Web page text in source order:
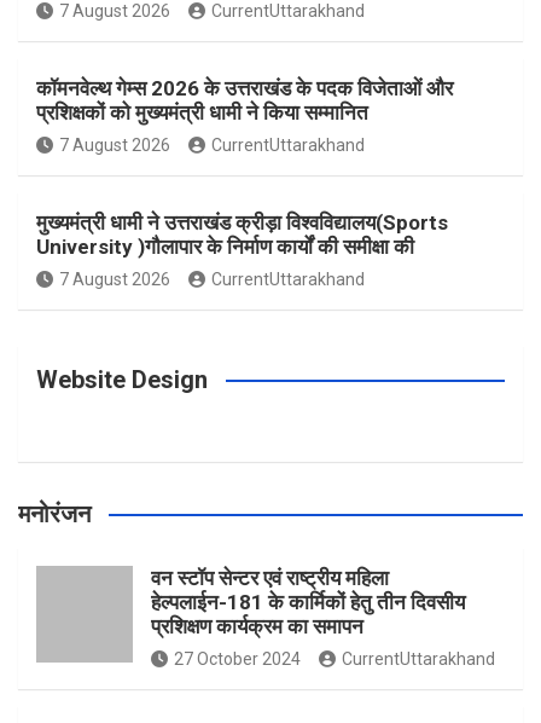
b
o
k
a
g
a
e
r
s
t
e
u
7 August 2026 CurrentUttarakhand
कॉमनवेल्थ गेम्स 2026 के उत्तराखंड के पदक विजेताओं और
प्रशिक्षकों को मुख्यमंत्री धामी ने किया सम्मानित
7 August 2026 CurrentUttarakhand
मुख्यमंत्री धामी ने उत्तराखंड क्रीड़ा विश्वविद्यालय(Sports
University )गौलापार के निर्माण कार्यों की समीक्षा की
7 August 2026 CurrentUttarakhand
Website Design
मनोरंजन
वन स्टॉप सेन्टर एवं राष्ट्रीय महिला
हेल्पलाईन-181 के कार्मिकों हेतु तीन दिवसीय
प्रशिक्षण कार्यक्रम का समापन
27 October 2024 CurrentUttarakhand